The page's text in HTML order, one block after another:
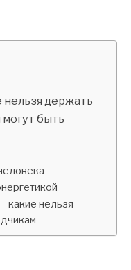
держать
быть
какие нельзя